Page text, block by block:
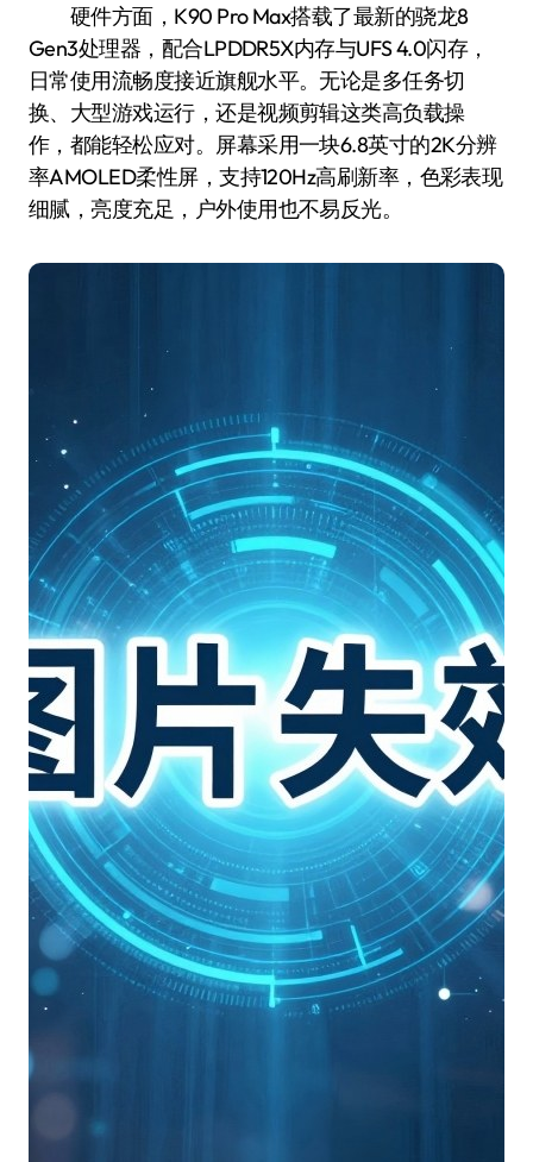
硬件方面，K90 Pro Max搭载了最新的骁龙8
Gen3处理器，配合LPDDR5X内存与UFS 4.0闪存，
日常使用流畅度接近旗舰水平。无论是多任务切
换、大型游戏运行，还是视频剪辑这类高负载操
作，都能轻松应对。屏幕采用一块6.8英寸的2K分辨
率AMOLED柔性屏，支持120Hz高刷新率，色彩表现
细腻，亮度充足，户外使用也不易反光。